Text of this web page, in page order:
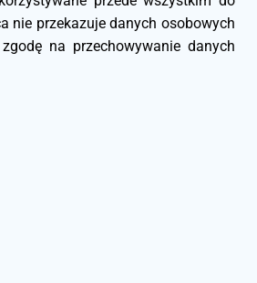
nie przekazuje danych osobowych
na przechowywanie danych